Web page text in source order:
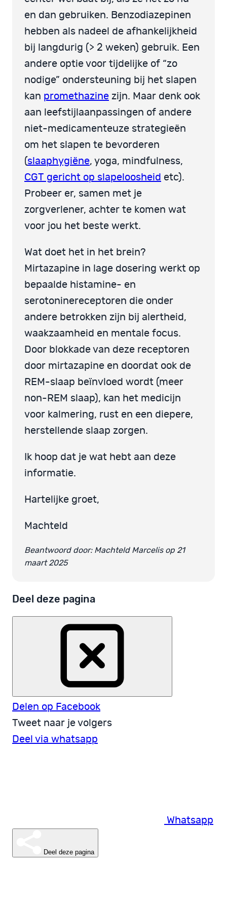
en dan gebruiken. Benzodiazepinen
hebben als nadeel de afhankelijkheid
bij langdurig (> 2 weken) gebruik. Een
andere optie voor tijdelijke of “zo
nodige” ondersteuning bij het slapen
kan promethazine zijn. Maar denk ook
aan leefstijlaanpassingen of andere
niet-medicamenteuze strategieën
om het slapen te bevorderen
(slaaphygiëne, yoga, mindfulness,
CGT gericht op slapeloosheid etc).
Probeer er, samen met je
zorgverlener, achter te komen wat
voor jou het beste werkt.
Wat doet het in het brein?
Mirtazapine in lage dosering werkt op
bepaalde histamine- en
serotoninereceptoren die onder
andere betrokken zijn bij alertheid,
waakzaamheid en mentale focus.
Door blokkade van deze receptoren
door mirtazapine en doordat ook de
REM-slaap beïnvloed wordt (meer
non-REM slaap), kan het medicijn
voor kalmering, rust en een diepere,
herstellende slaap zorgen.
Ik hoop dat je wat hebt aan deze
informatie.
Hartelijke groet,
Machteld
Beantwoord door: Machteld Marcelis op 21
maart 2025
Deel deze pagina
Delen op Facebook
Tweet naar je volgers
Deel via whatsapp
Whatsapp
Deel deze pagina